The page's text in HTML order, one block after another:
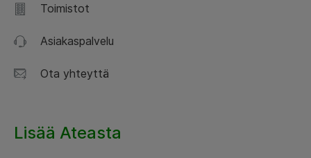
Toimistot
Asiakaspalvelu
Ota yhteyttä
Lisää Ateasta